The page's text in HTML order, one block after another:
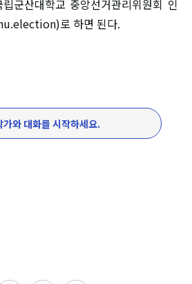
군산대학교 중앙선거관리위원회 인
로 하면 된다.
가와 대화를 시작하세요.